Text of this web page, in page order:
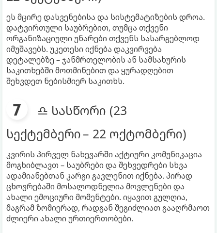
ეს მცირე დასვენებისა და სისტემატიზების დროა.
დატვირთული საუბრებით, თუმცა თქვენი
ორგანიზაციული უნარები თქვენს სასარგებლოდ
იმუშავებს. უკეთესი იქნება დაკვირვება
დეტალებზე – ჯანმრთელობის ან სამსახურის
საკითხებში მოთმინებით და ყურადღებით
შეხვდეთ ნებისმიერ საკითხს.
♎ სასწორი (23
სექტემბერი – 22 ოქტომბერი)
კვირის პირველ ნახევარში აქტიური კომუნიკაცია
მოგხიბლავთ – საუბრები და შეხვედრები სხვა
ადამიანებთან კარგი გავლენით იქნება. პირად
ცხოვრებაში მოსალოდნელია მოვლენები და
ახალი ემოციური მომენტები. იყავით გულღია,
მაგრამ ზომიერად, რადგან შეგიძლიათ გააღრმაოთ
ძლიერი ახალი ურთიერთობები.